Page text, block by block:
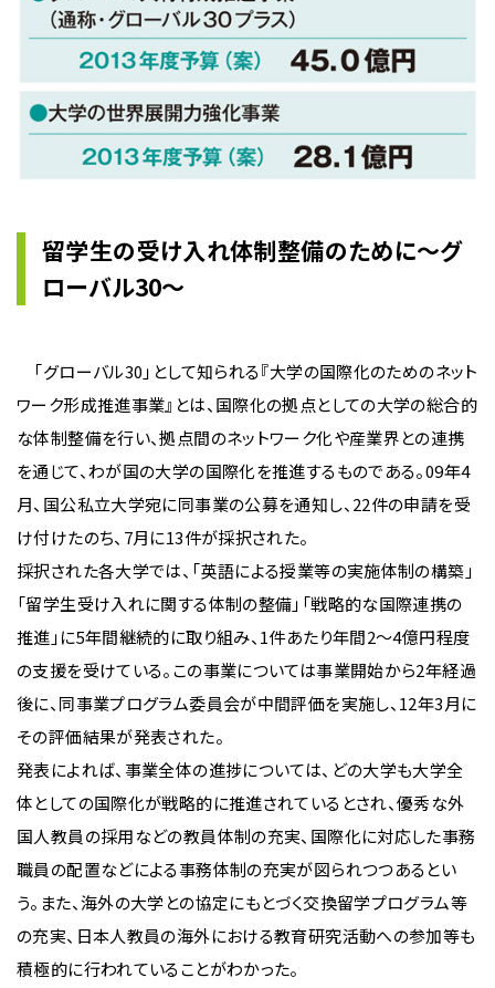
留学生の受け入れ体制整備のために〜グ
ローバル30〜
「グローバル30」として知られる『大学の国際化のためのネット
ワーク形成推進事業』とは、国際化の拠点としての大学の総合的
な体制整備を行い、拠点間のネットワーク化や産業界との連携
を通じて、わが国の大学の国際化を推進するものである。09年4
月、国公私立大学宛に同事業の公募を通知し、22件の申請を受
け付けたのち、7月に13件が採択された。
採択された各大学では、「英語による授業等の実施体制の構築」
「留学生受け入れに関する体制の整備」「戦略的な国際連携の
推進」に5年間継続的に取り組み、1件あたり年間2〜4億円程度
の支援を受けている。この事業については事業開始から2年経過
後に、同事業プログラム委員会が中間評価を実施し、12年3月に
その評価結果が発表された。
発表によれば、事業全体の進捗については、どの大学も大学全
体としての国際化が戦略的に推進されているとされ、優秀な外
国人教員の採用などの教員体制の充実、国際化に対応した事務
職員の配置などによる事務体制の充実が図られつつあるとい
う。また、海外の大学との協定にもとづく交換留学プログラム等
の充実、日本人教員の海外における教育研究活動への参加等も
積極的に行われていることがわかった。